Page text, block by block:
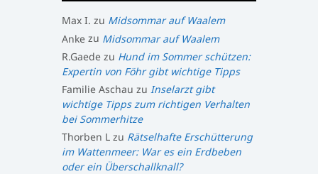
Max I. zu Midsommar auf Waalem
Ankezu Midsommar auf Waalem
R.Gaedezu Hund im Sommer schützen:
Expertin von Föhr gibt wichtige Tipps
Familie Aschau zu Inselarzt gibt
wichtige Tipps zum richtigen Verhalten
bei Sommerhitze
Thorben Lzu Rätselhafte Erschütterung
im Wattenmeer: War es ein Erdbeben
oder ein Überschallknall?